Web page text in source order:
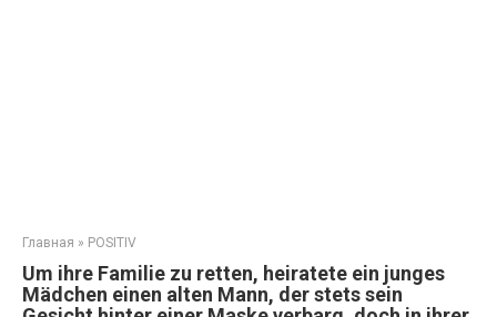
Главная » POSITIV
Um ihre Familie zu retten, heiratete ein junges
Mädchen einen alten Mann, der stets sein